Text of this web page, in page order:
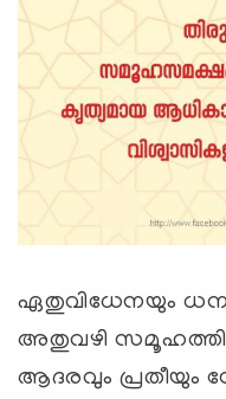
ഏതുവിധേനയും
അതുവഴി
ആദരവും പ്രതീയും